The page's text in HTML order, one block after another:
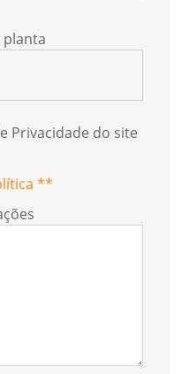
planta
Privacidade do site
**